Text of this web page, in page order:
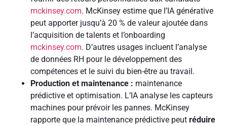
mckinsey.com. McKinsey estime que l’IA générative
peut apporter jusqu’à 20 % de valeur ajoutée dans
l’acquisition de talents et l’onboarding
mckinsey.com. D’autres usages incluent l’analyse
de données RH pour le développement des
compétences et le suivi du bien-être au travail.
Production et maintenance : maintenance
prédictive et optimisation. L’IA analyse les capteurs
machines pour prévoir les pannes. McKinsey
rapporte que la maintenance prédictive peut réduire